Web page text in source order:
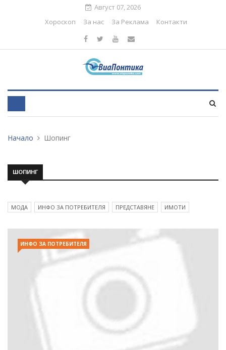
Август 07, 2026
Хороскоп
За нас За Реклама Контакти
Начало Шопинг
ШОПИНГ
МОДА ИНФО ЗА ПОТРЕБИТЕЛЯ ПРЕДСТАВЯНЕ ИМОТИ
ИНФО ЗА ПОТРЕБИТЕЛЯ